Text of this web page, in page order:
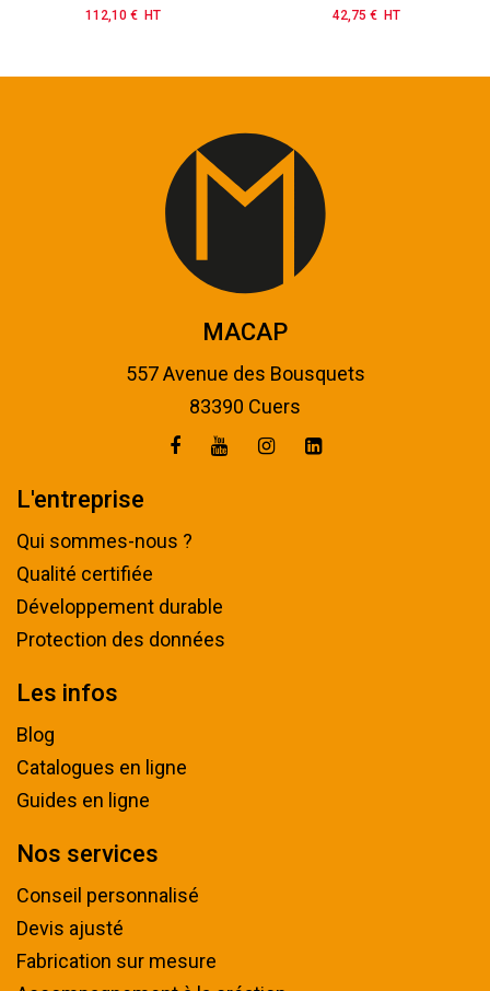
Prix
112,10 € HT Prix
42,75 € HT
MACAP
557 Avenue des Bousquets
83390 Cuers
L'entreprise
Qui sommes-nous ?
Qualité certifiée
Développement durable
Protection des données
Les infos
Blog
Catalogues en ligne
Guides en ligne
Nos services
Conseil personnalisé
Devis ajusté
Fabrication sur mesure